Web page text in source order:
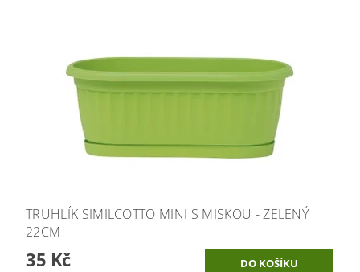
TRUHLÍK SIMILCOTTO MINI S MISKOU - ZELENÝ
22CM
35 Kč